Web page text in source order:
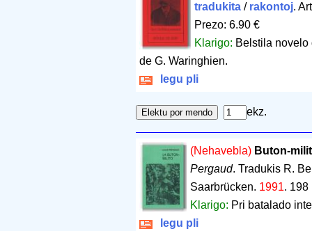
tradukita/ rakontoj.
Prezo: 6.90 €
Klarigo: Belstila novelo
de G. Waringhien.
legu pli
ekz.
(Nehavebla) Buton-
Pergaud. Tradukis R.
Saarbrücken. 1991. 198
Klarigo: Pri batalado
legu pli